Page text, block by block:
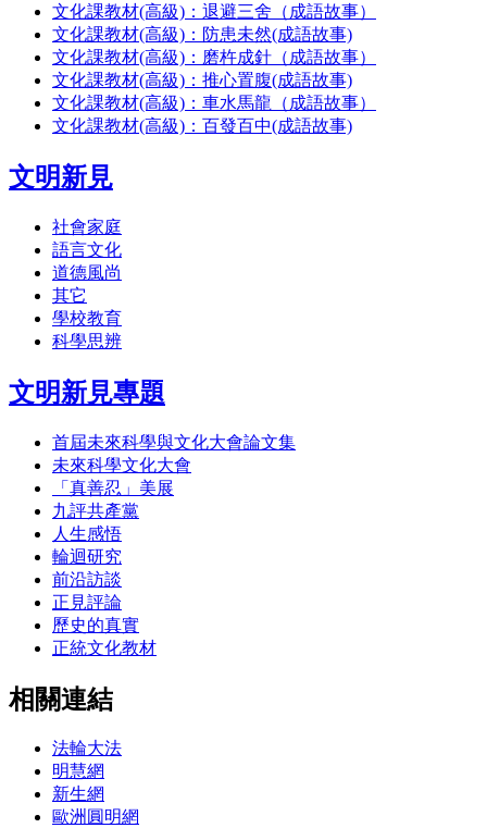
文化課教材(高級)：退避三舍（成語故事）
文化課教材(高級)：防患未然(成語故事)
文化課教材(高級)：磨杵成針（成語故事）
文化課教材(高級)：推心置腹(成語故事)
文化課教材(高級)：車水馬龍（成語故事）
文化課教材(高級)：百發百中(成語故事)
文明新見
社會家庭
語言文化
道德風尚
其它
學校教育
科學思辨
文明新見專題
首屆未來科學與文化大會論文集
未來科學文化大會
「真善忍」美展
九評共產黨
人生感悟
輪迴研究
前沿訪談
正見評論
歷史的真實
正統文化教材
相關連結
法輪大法
明慧網
新生網
歐洲圓明網